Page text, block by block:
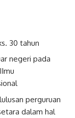
30 tahun
negeri pada
perguruan
dalam hal